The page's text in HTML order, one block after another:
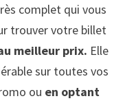
complet qui vous
trouver votre billet
meilleur prix. Elle
sur toutes vos
ou en optant